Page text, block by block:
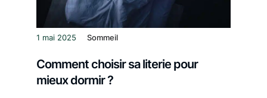
1 mai 2025 Sommeil
Comment choisir sa literie pour
mieux dormir ?